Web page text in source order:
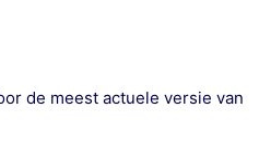
de meest actuele versie van